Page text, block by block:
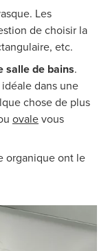
Les
de choisir la
etc.
salle de bains.
dans une
chose de plus
ovalevous
organique ont le